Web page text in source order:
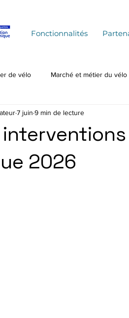
Fonctionnalités
de vélo Marché et métier du vélo
2026
7 juin 9 min de lecture